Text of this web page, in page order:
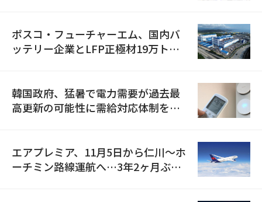
ポスコ・フューチャーエム、国内バ
ッテリー企業とLFP正極材19万トン
韓国政府、猛暑で電力需要が過去最
高更新の可能性に需給対応体制を点
エアプレミア、11月5日から仁川〜ホ
ーチミン路線運航へ…3年2ヶ月ぶり